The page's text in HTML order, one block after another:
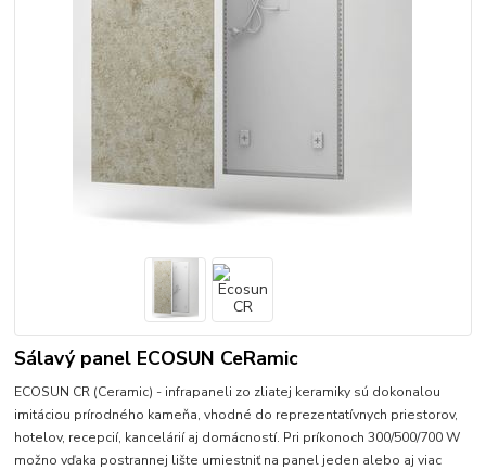
Sálavý panel ECOSUN CeRamic
ECOSUN CR (Ceramic) - infrapaneli zo zliatej keramiky sú dokonalou
imitáciou prírodného kameňa, vhodné do reprezentatívnych priestorov,
hotelov, recepcií, kancelárií aj domácností. Pri príkonoch 300/500/700 W
možno vďaka postrannej lište umiestniť na panel jeden alebo aj viac